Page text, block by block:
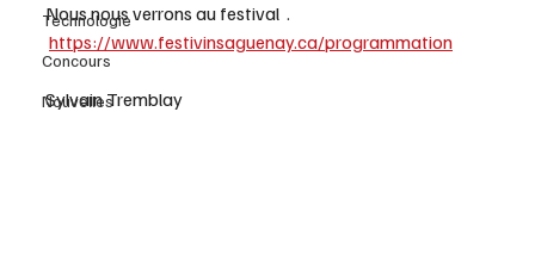
Technologie
Concours
Nouvelles
Nous nous verrons au festival  .
https://www.festivinsaguenay.ca/programmation
Sylvain Tremblay